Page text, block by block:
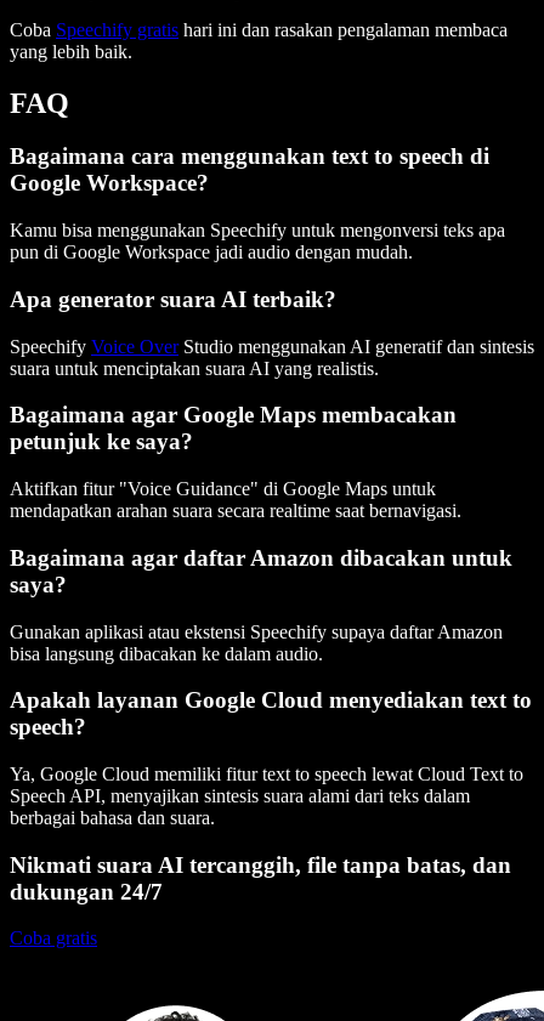
Coba Speechify gratis hari ini dan rasakan pengalaman membaca
yang lebih baik.
FAQ
Bagaimana cara menggunakan text to speech di
Google Workspace?
Kamu bisa menggunakan Speechify untuk mengonversi teks apa
pun di Google Workspace jadi audio dengan mudah.
Apa generator suara AI terbaik?
Speechify Voice OverStudio menggunakan AI generatif dan sintesis
suara untuk menciptakan suara AI yang realistis.
Bagaimana agar Google Maps membacakan
petunjuk ke saya?
Aktifkan fitur "Voice Guidance" di Google Maps untuk
mendapatkan arahan suara secara realtime saat bernavigasi.
Bagaimana agar daftar Amazon dibacakan untuk
saya?
Gunakan aplikasi atau ekstensi Speechify supaya daftar Amazon
bisa langsung dibacakan ke dalam audio.
Apakah layanan Google Cloud menyediakan text to
speech?
Ya, Google Cloud memiliki fitur text to speech lewat Cloud Text to
Speech API, menyajikan sintesis suara alami dari teks dalam
berbagai bahasa dan suara.
Nikmati suara AI tercanggih, file tanpa batas, dan
dukungan 24/7
Coba gratis